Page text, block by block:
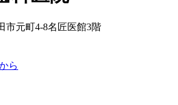
市元町4-8名匠医館3階
ら